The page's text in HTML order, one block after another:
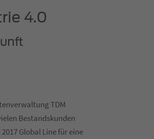
4.0
TDM
Bestandskunden
Global Line für eine